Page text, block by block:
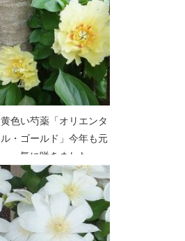
黄色い芍薬「オリエンタ
ル・ゴールド」今年も元
気に咲きました